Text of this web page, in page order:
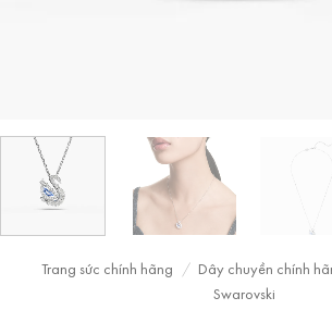
Trang sức chính hãng / Dây chuyền chính
Swarovski